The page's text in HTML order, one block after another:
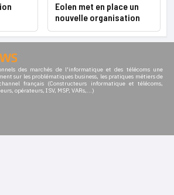
Eolen met en place un
nouvelle organisation
des marchés de l'informatique et des télécoms une
sur les problématiques business, les pratiques métiers de
français (Constructeurs informatique et télécoms,
opérateurs, ISV, MSP, VARs,...)